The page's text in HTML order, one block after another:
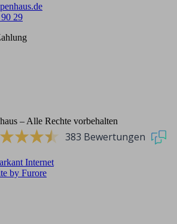
29
– Alle Rechte vorbehalten
383 Bewertungen
Internet
by Furore